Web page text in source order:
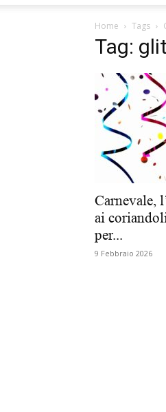
Home Tags
Tag:
Carnevale,
ai
per...
9 Febbraio 2026